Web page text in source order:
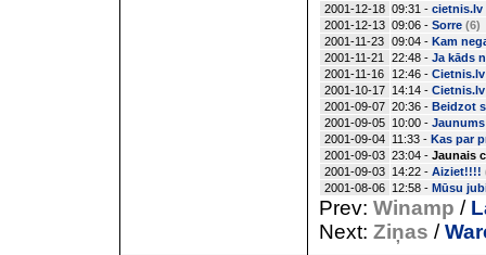
2001-12-18 09:31 - cietnis.lv
2001-12-13 09:06 - Sorre (6)
2001-11-23 09:04 - Kam
2001-11-21
22:48 - Ja kāds
2001-11-16
12:46 -
2001-10-17 14:14 -
2001-09-07 20:36 - Beidzot
2001-09-05 10:00 -
2001-09-04 11:33 - Kas par
2001-09-03 23:04 - Jaunais
2001-09-03 14:22 - Aiziet!!!!
2001-08-06 12:58 - Mūsu
Prev: Winamp /
Next: Ziņas /